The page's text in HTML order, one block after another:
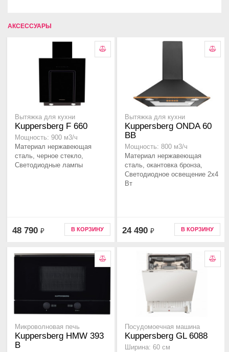
АКСЕССУАРЫ
Вытяжка для кухни
Kuppersberg F 660
Мощность: 900 м3/ч
Материал нержавеющая
сталь, черное стекло,
Светодиодные лампы
48 790 ₽ В КОРЗИНУ
Вытяжка для кухни
Kuppersberg ONDA 60
BB
Мощность: 800 м3/ч
Материал нержавеющая
сталь, окантовка бронза,
Светодиодное освещение 2х4
Вт
24 490 ₽ В КОРЗИНУ
Микроволновая печь
Kuppersberg HMW 393
B
Посудомоечная машина
Kuppersberg GL 6088
Ширина: 60 см